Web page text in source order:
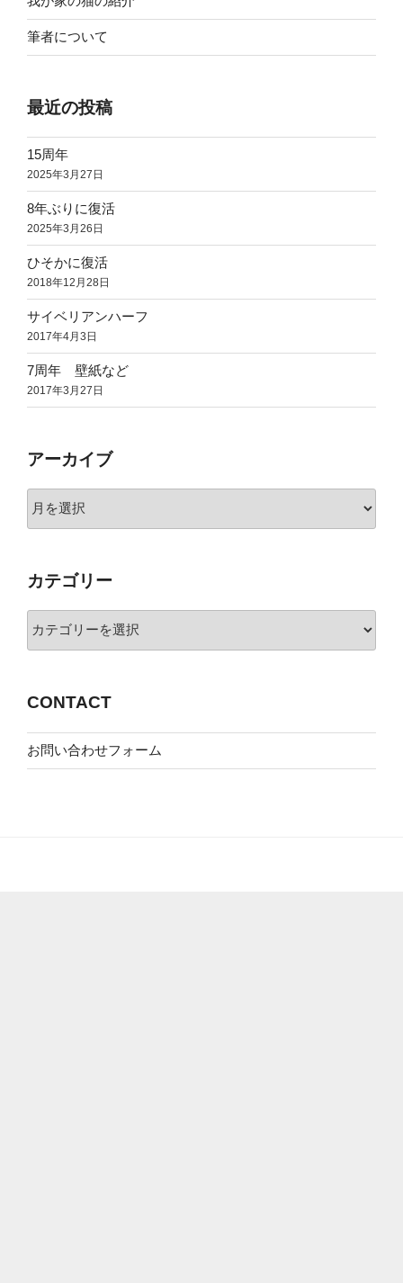
筆者について
最近の投稿
15周年
2025年3月27日
8年ぶりに復活
2025年3月26日
ひそかに復活
2018年12月28日
サイベリアンハーフ
2017年4月3日
7周年 壁紙など
2017年3月27日
アーカイブ
ー
ブ
カテゴリー
テ
ー
CONTACT
お問い合わせフォーム